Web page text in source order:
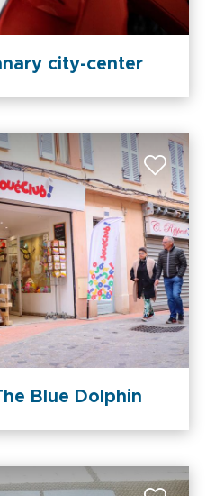
city-center
Blue Dolphin